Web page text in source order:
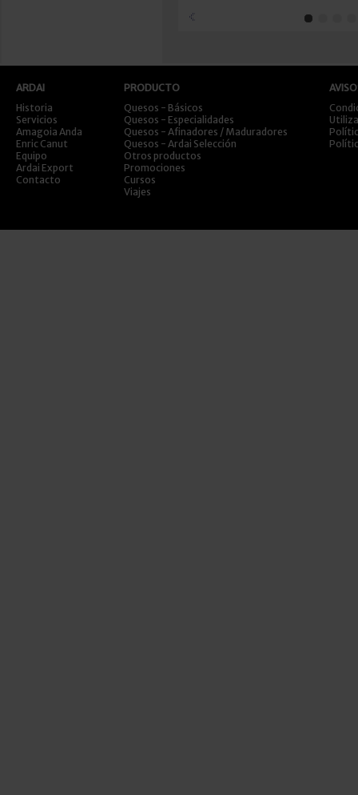
ARDAI
Historia
Servicios
Amagoia Anda
Enric Canut
Equipo
Ardai Export
Contacto
PRODUCTO
Quesos - Básicos
Quesos - Especialidades
Quesos - Afinadores / Maduradores
Quesos - Ardai Selección
Otros productos
Promociones
Cursos
Viajes